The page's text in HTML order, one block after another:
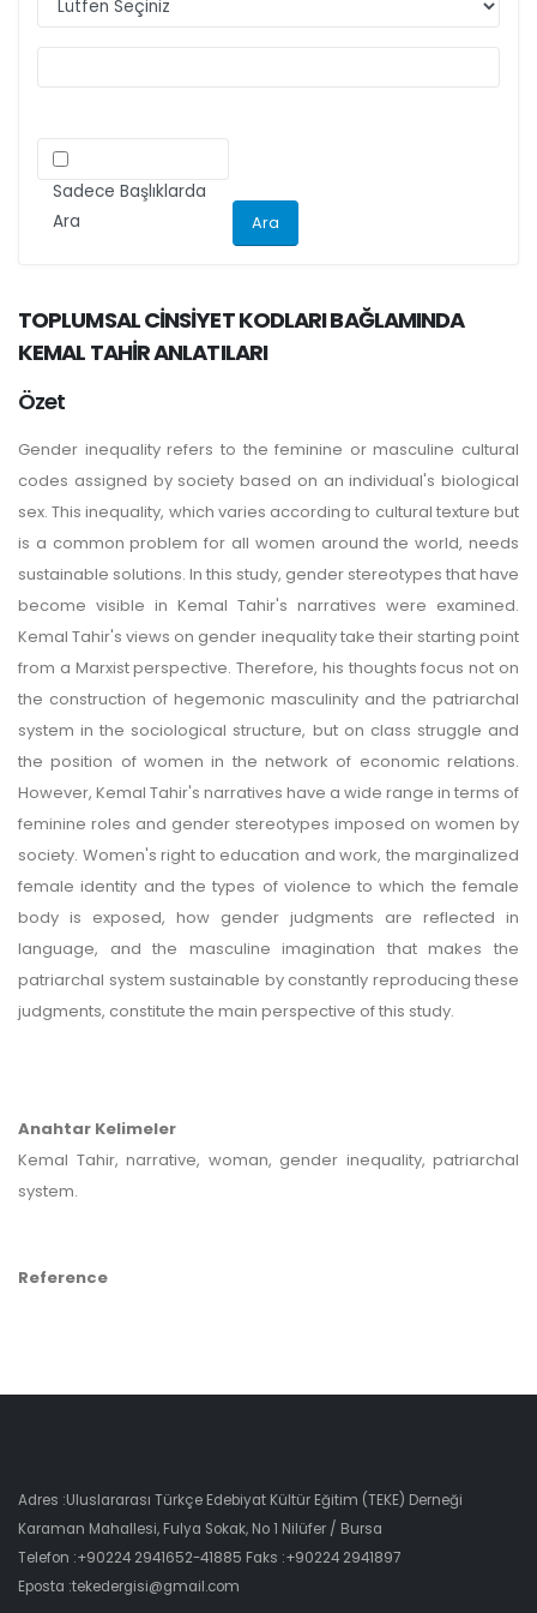
ilgili kriteri göz önünde bulundurarak
Sadece Başlıklarda
Ara
TOPLUMSAL CİNSİYET KODLARI BAĞLAMINDA
KEMAL TAHİR ANLATILARI
Özet
Gender inequality refers to the feminine or masculine cultural
codes assigned by society based on an individual's biological
sex. This inequality, which varies according to cultural texture but
is a common problem for all women around the world, needs
sustainable solutions. In this study, gender stereotypes that have
become visible in Kemal Tahir's narratives were examined.
Kemal Tahir's views on gender inequality take their starting point
from a Marxist perspective. Therefore, his thoughts focus not on
the construction of hegemonic masculinity and the patriarchal
system in the sociological structure, but on class struggle and
the position of women in the network of economic relations.
However, Kemal Tahir's narratives have a wide range in terms of
feminine roles and gender stereotypes imposed on women by
society. Women's right to education and work, the marginalized
female identity and the types of violence to which the female
body is exposed, how gender judgments are reflected in
language, and the masculine imagination that makes the
patriarchal system sustainable by constantly reproducing these
judgments, constitute the main perspective of this study.
Anahtar Kelimeler
Kemal Tahir, narrative, woman, gender inequality, patriarchal
system.
Reference
Adres :Uluslararası Türkçe Edebiyat Kültür Eğitim (TEKE) Derneği
Karaman Mahallesi, Fulya Sokak, No 1 Nilüfer / Bursa
Telefon :+90224 2941652-41885 Faks :+90224 2941897
Eposta :tekedergisi@gmail.com